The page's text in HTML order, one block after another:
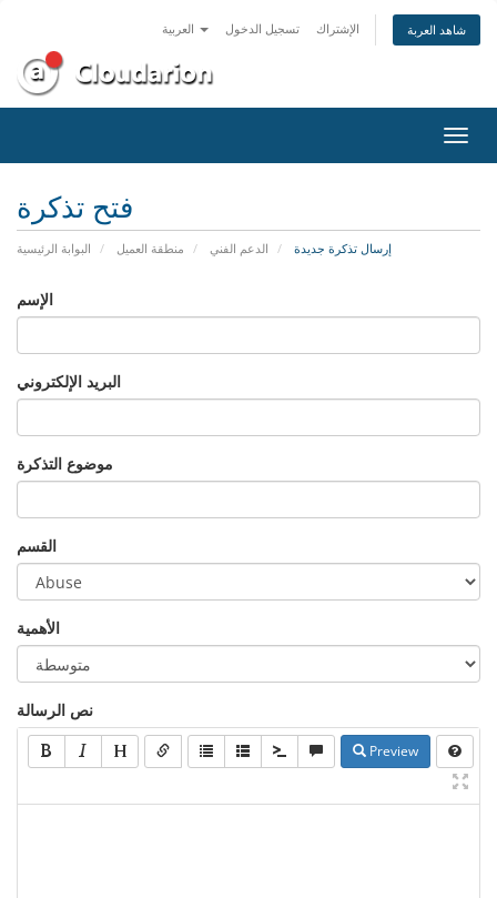
تسجيل الدخول الإشتراك شاهد العربة
تبديل
التنقل
فتح تذكرة
البوابة الرئيسية منطقة العميل الدعم الفني إرسال تذكرة جديدة
الإسم
البريد الإلكتروني
موضوع التذكرة
القسم
الأهمية
نص الرسالة
Preview